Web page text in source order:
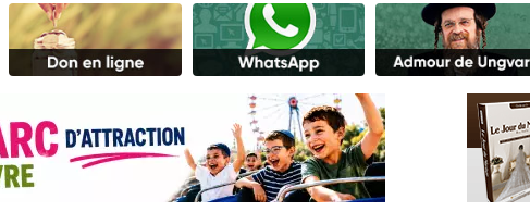
nous rejoindre sur WhatsApp
dans Torah-Box Music
de faire un don pour Tsédaka : pauvres d'Israel
de faire un don pour Diane, 80 ans, dans un appartement insalubre
: Visions de grandeur n°104 : Le Chabbath et le Birkat Hamazone à travers le temps
demander une bénédiction
étudier en groupe sur Zoom